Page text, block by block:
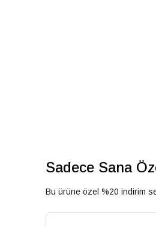
Sadece Sana
Bu ürüne özel %20 indirim